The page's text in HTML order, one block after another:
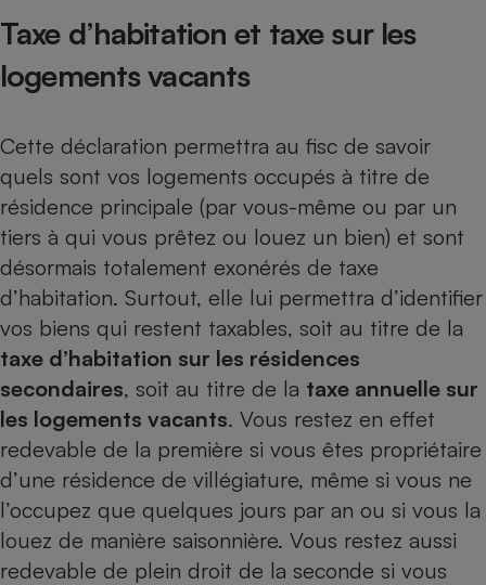
Taxe d’habitation et taxe sur les
logements vacants
Cette déclaration permettra au fisc de savoir
quels sont vos logements occupés à titre de
résidence principale (par vous-même ou par un
tiers à qui vous prêtez ou louez un bien) et sont
désormais totalement exonérés de taxe
d’habitation. Surtout, elle lui permettra d’identifier
vos biens qui restent taxables, soit au titre de la
taxe d’habitation sur les résidences
secondaires, soit au titre de la taxe annuelle sur
les logements vacants. Vous restez en effet
redevable de la première si vous êtes propriétaire
d’une résidence de villégiature, même si vous ne
l’occupez que quelques jours par an ou si vous la
louez de manière saisonnière. Vous restez aussi
redevable de plein droit de la seconde si vous